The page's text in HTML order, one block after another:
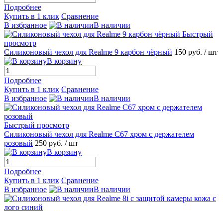
Подробнее
Купить в 1 клик Сравнение
В избранное
В наличии
Быстрый
просмотр
Силиконовый чехол для Realme 9 карбон чёрный 150 руб. / шт
В корзину
Подробнее
Купить в 1 клик Сравнение
В избранное
В наличии
Быстрый просмотр
Силиконовый чехол для Realme C67 хром с держателем
розовый 250 руб. / шт
В корзину
Подробнее
Купить в 1 клик Сравнение
В избранное
В наличии